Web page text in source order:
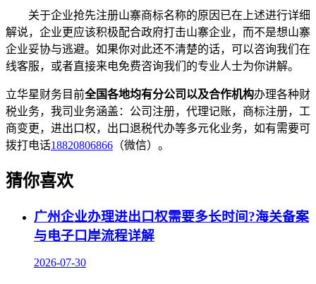
关于企业抢先注册山寨商标名称的原因已在上述进行详细
解说，企业更应该积极配合政府打击山寨企业，而不是想山寨
企业妥协与逃避。如果你对此还不清楚的话，可以咨询我们在
线客服，或者直接来电免费咨询我们的专业人士为你讲解。
立华星财务目前全国各地均有分公司以及合作机构办理各种财
税业务，我司业务涵盖：公司注册，代理记账，商标注册，工
商变更，进出口权，出口退税代办等多元化业务，如有需要可
拨打电话18820806866 （微信）。
猜你喜欢
广州企业办理进出口权需要多长时间?海关备案
与电子口岸流程详解
2026-07-30